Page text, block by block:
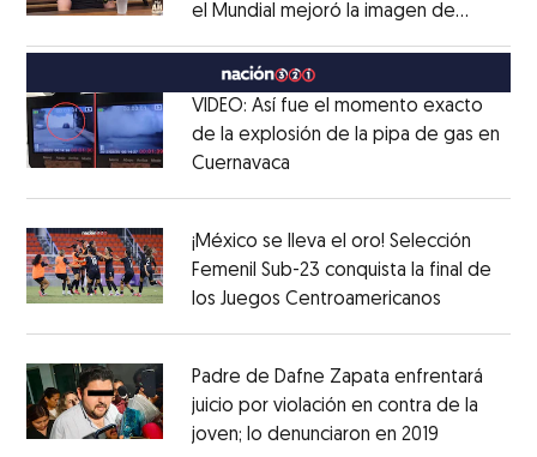
el Mundial mejoró la imagen de
VIDEO: Así fue el momento exacto
de la explosión de la pipa de gas en
Cuernavaca
¡México se lleva el oro! Selección
Femenil Sub-23 conquista la final de
los Juegos Centroamericanos
Padre de Dafne Zapata enfrentará
juicio por violación en contra de la
joven; lo denunciaron en 2019